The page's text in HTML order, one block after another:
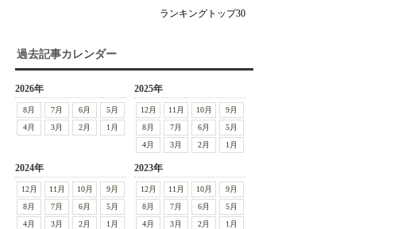
ランキングトップ30
過去記事カレンダー
2026年
8月 7月 6月
5月
4月
3月 2月 1月
2025年
12月 11月 10月
9月
8月
7月 6月
5月
4月
3月 2月 1月
2024年
12月 11月 10月
9月
8月
7月 6月
5月
4月
3月 2月 1月
2023年
12月 11月 10月
9月
8月
7月 6月
5月
4月
3月 2月 1月